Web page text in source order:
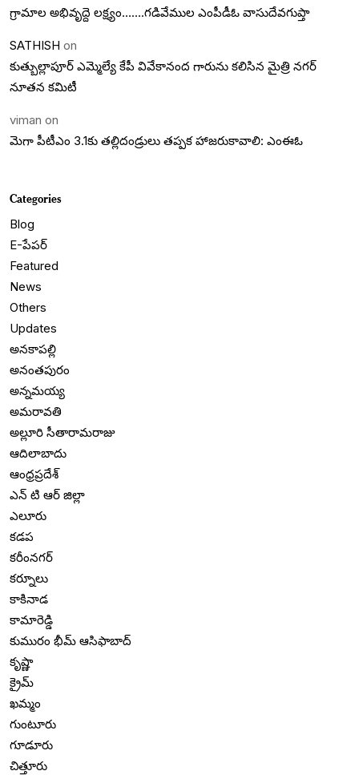
గ్రామాల అభివృద్దె లక్ష్యం…….గడివేముల ఎంపీడీఓ వాసుదేవగుప్తా
SATHISH on
కుత్బుల్లాపూర్ ఎమ్మెల్యే కేపీ వివేకానంద గారును కలిసిన మైత్రి నగర్
నూతన కమిటీ
viman on
మెగా పీటీఎం 3.1కు తల్లిదండ్రులు తప్పక హాజరుకావాలి: ఎంఈఓ
Categories
Blog
E-పేపర్
Featured
News
Others
Updates
అనకాపల్లి
అనంతపురం
అన్నమయ్య
అమరావతి
అల్లూరి సీతారామరాజు
ఆదిలాబాదు
ఆంధ్రప్రదేశ్
ఎన్ టి ఆర్ జిల్లా
ఎలూరు
కడప
కరీంనగర్
కర్నూలు
కాకినాడ
కామారెడ్డి
కుమురం భీమ్ ఆసిఫాబాద్
కృష్ణా
క్రైమ్
ఖమ్మం
గుంటూరు
గూడూరు
చిత్తూరు